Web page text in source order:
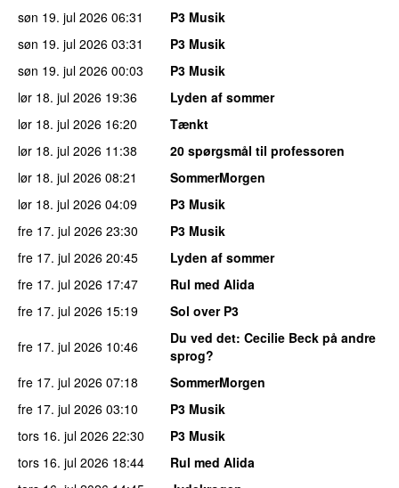
søn 19. jul 2026 06:31
P3 Musik
søn 19. jul 2026 03:31
P3 Musik
søn 19. jul 2026 00:03
P3 Musik
lør 18. jul 2026 19:36
Lyden af sommer
lør 18. jul 2026 16:20
Tænkt
lør 18. jul 2026 11:38
20 spørgsmål til professoren
lør 18. jul 2026 08:21
SommerMorgen
lør 18. jul 2026 04:09
P3 Musik
fre 17. jul 2026 23:30
P3 Musik
fre 17. jul 2026 20:45
Lyden af sommer
fre 17. jul 2026 17:47
Rul med Alida
fre 17. jul 2026 15:19
Sol over P3
fre 17. jul 2026 10:46 Du ved det: Cecilie Beck på andre
sprog?
fre 17. jul 2026 07:18
SommerMorgen
fre 17. jul 2026 03:10
P3 Musik
tors 16. jul 2026 22:30
P3 Musik
tors 16. jul 2026 18:44
Rul med Alida